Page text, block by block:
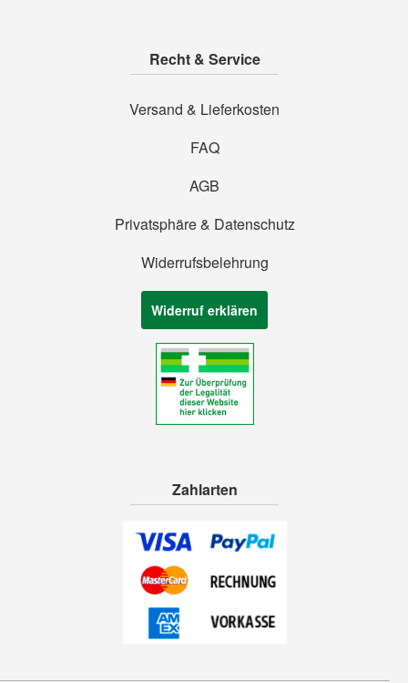
Recht & Service
Versand & Lieferkosten
FAQ
AGB
Privatsphäre & Datenschutz
Widerrufsbelehrung
Widerruf erklären
Zahlarten